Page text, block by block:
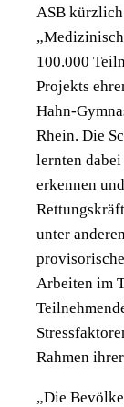
ASB
100.000
Projekts
Hahn-
Rhein. Die
lernten
erkennen
unter
Arbeiten im
Rahmen
„Die